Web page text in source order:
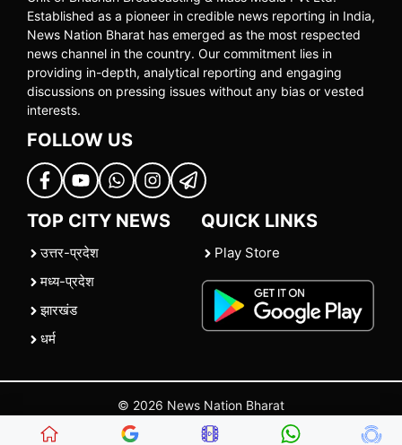
Established as a pioneer in credible news reporting in India,
News Nation Bharat has emerged as the most respected
news channel in the country. Our commitment lies in
providing in-depth, analytical reporting and engaging
discussions on pressing issues without any bias or vested
interests.
FOLLOW US
TOP CITY NEWS
उत्तर-प्रदेश
मध्य-प्रदेश
झारखंड
धर्म
QUICK LINKS
Play Store
© 2026 News Nation Bharat
| |Contact Us |Policies Terms and Conditions